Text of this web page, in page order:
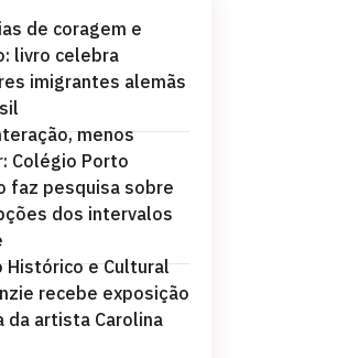
de coragem e
livro celebra
imigrantes alemãs
menos
Colégio Porto
faz pesquisa sobre
dos intervalos
Histórico e Cultural
recebe exposição
da artista Carolina